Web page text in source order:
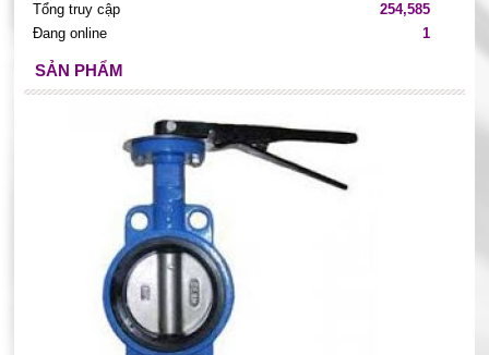
Tổng truy cập
254,585
Đang online
1
SẢN PHẨM